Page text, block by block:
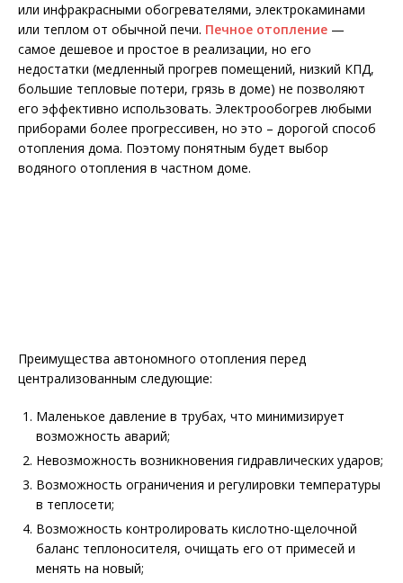
или инфракрасными обогревателями, электрокаминами
или теплом от обычной печи. Печное отопление —
самое дешевое и простое в реализации, но его
недостатки (медленный прогрев помещений, низкий КПД,
большие тепловые потери, грязь в доме) не позволяют
его эффективно использовать. Электрообогрев любыми
приборами более прогрессивен, но это – дорогой способ
отопления дома. Поэтому понятным будет выбор
водяного отопления в частном доме.
Преимущества автономного отопления перед
централизованным следующие:
Маленькое давление в трубах, что минимизирует
возможность аварий;
Невозможность возникновения гидравлических ударов;
Возможность ограничения и регулировки температуры
в теплосети;
Возможность контролировать кислотно-щелочной
баланс теплоносителя, очищать его от примесей и
менять на новый;